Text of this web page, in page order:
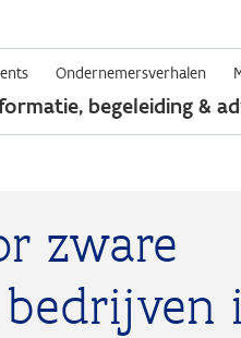
Overslaan
en
naar
de
Ondernemersverhalen
begeleiding &
zware